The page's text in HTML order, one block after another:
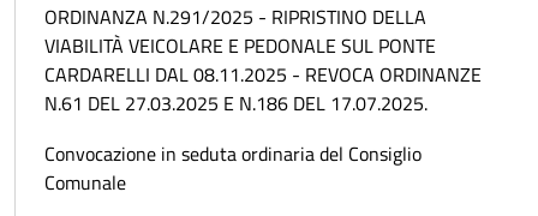
ORDINANZA N.291/2025 - RIPRISTINO DELLA
VIABILITÀ VEICOLARE E PEDONALE SUL PONTE
CARDARELLI DAL 08.11.2025 - REVOCA ORDINANZE
N.61 DEL 27.03.2025 E N.186 DEL 17.07.2025.
Convocazione in seduta ordinaria del Consiglio
Comunale